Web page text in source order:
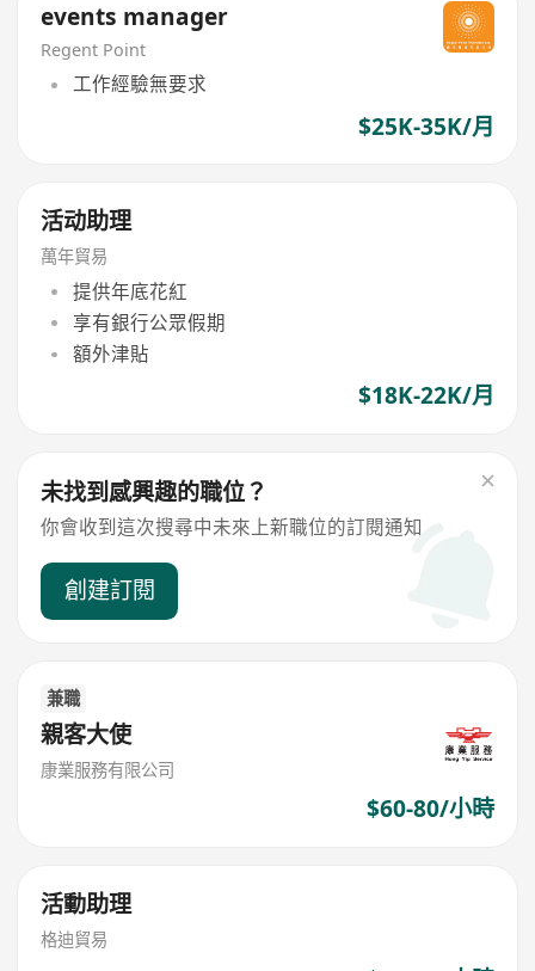
events manager
Regent Point
工作經驗無要求
$25K-35K/月
活动助理
萬年貿易
提供年底花紅
享有銀行公眾假期
額外津貼
$18K-22K/月
未找到感興趣的職位？
你會收到這次搜尋中未來上新職位的訂閱通知
創建訂閱
兼職
親客大使
康業服務有限公司
$60-80/小時
活動助理
格迪貿易